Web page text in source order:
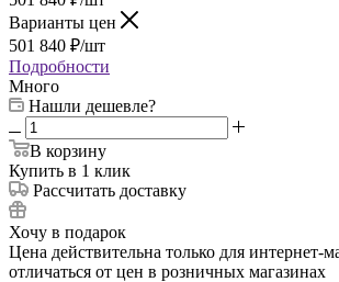
Варианты цен
501 840 ₽/шт
Подробности
Много
Нашли дешевле?
В корзину
Купить в 1 клик
Рассчитать доставку
Хочу в подарок
Цена действительна только для интернет-
отличаться от цен в розничных магазинах